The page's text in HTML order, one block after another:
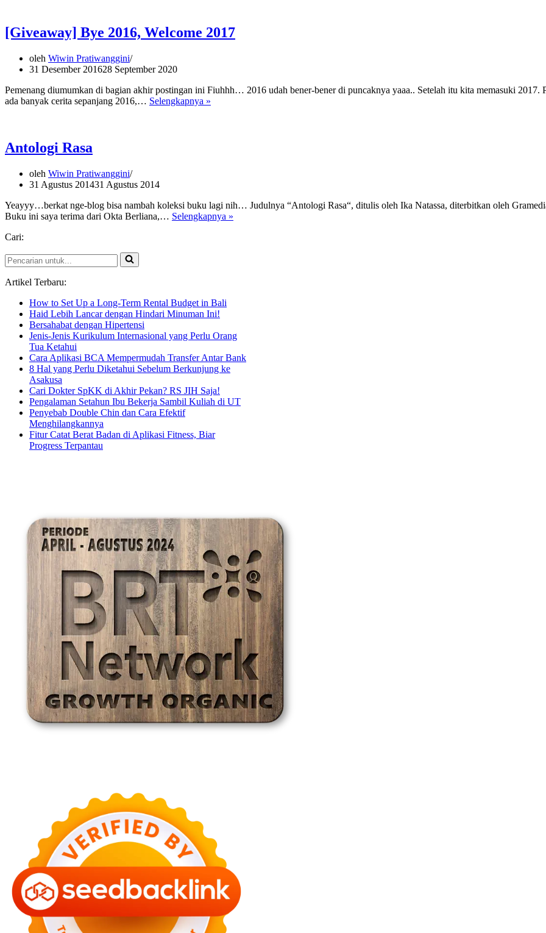
[Giveaway] Bye 2016, Welcome 2017
oleh Wiwin Pratiwanggini
31 Desember 201628 September 2020
Pemenang diumumkan di bagian akhir postingan ini Fiuhhh… 2016 udah bener-bener di puncaknya yaaa.. Setelah itu kita memasuki 2017.
ada banyak cerita sepanjang 2016,… Selengkapnya »
Antologi Rasa
oleh Wiwin Pratiwanggini
31 Agustus 201431 Agustus 2014
Yeayyy…berkat nge-blog bisa nambah koleksi buku lagi nih… Judulnya “Antologi Rasa“, ditulis oleh Ika Natassa, diterbitkan oleh
Buku ini saya terima dari Okta Berliana,… Selengkapnya »
Cari:
Pencarian
untuk...
Artikel Terbaru:
How to Set Up a Long-Term Rental Budget in Bali
Haid Lebih Lancar dengan Hindari Minuman Ini!
Bersahabat dengan Hipertensi
Jenis-Jenis Kurikulum Internasional yang Perlu Orang
Tua Ketahui
Cara Aplikasi BCA Mempermudah Transfer Antar Bank
8 Hal yang Perlu Diketahui Sebelum Berkunjung ke
Asakusa
Cari Dokter SpKK di Akhir Pekan? RS JIH Saja!
Pengalaman Setahun Ibu Bekerja Sambil Kuliah di UT
Penyebab Double Chin dan Cara Efektif
Menghilangkannya
Fitur Catat Berat Badan di Aplikasi Fitness, Biar
Progress Terpantau